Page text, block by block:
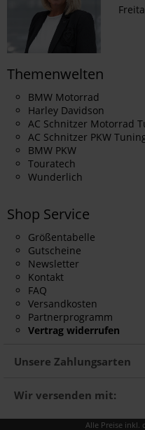
Themenwelten
BMW Motorrad
Harley Davidson
AC Schnitzer Motorrad
AC Schnitzer PKW
BMW PKW
Touratech
Wunderlich
Shop Service
Größentabelle
Gutscheine
Newsletter
Kontakt
FAQ
Versandkosten
Partnerprogramm
Vertrag widerrufen
Unsere Zahlungsarten
Wir versenden mit:
Alle Preise inkl.